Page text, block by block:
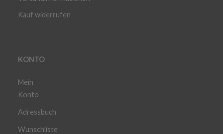
Kauf widerrufen
KONTO
Mein
Konto
Adressbuch
Wunschliste